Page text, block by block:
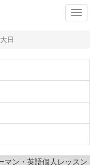
大日
マン・英語個人レッスン